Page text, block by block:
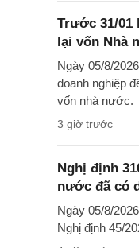
Trước 31/01
lại vốn Nhà
Ngày 05/8/
doanh nghiệp
vốn nhà nước.
3 giờ trước
Nghị định
nước đã có
Ngày 05/8/
Nghị định 45/